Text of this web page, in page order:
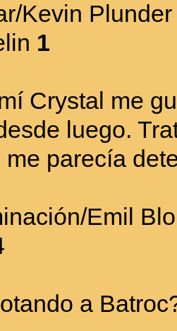
Kevin
1
Crystal me
luego.
me parecía
Emil
a